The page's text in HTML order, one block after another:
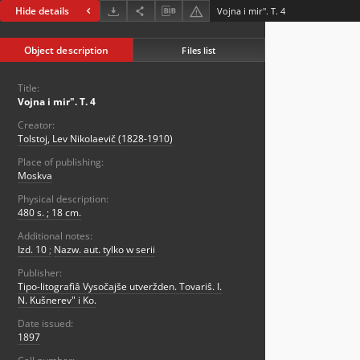
Hide details Vojna i mir". T. 4
Object description Files list
Title:
Vojna i mir". T. 4
Creator:
Tolstoj, Lev Nikolaevič (1828-1910)
Place of publishing:
Moskva
Physical description:
480 s. ; 18 cm.
Additional notes:
Izd. 10 ; Nazw. aut. tylko w serii
Publisher:
Tipo-litografìâ Vysočajše utveržden. Tovariŝ. I.
N. Kušnerev" i Ko.
Date issued:
1897